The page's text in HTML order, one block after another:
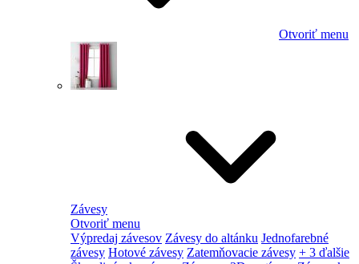
Otvoriť menu
Závesy
Otvoriť menu
Výpredaj závesov Závesy do altánku Jednofarebné
závesy Hotové závesy Zatemňovacie závesy + 3 ďalšie